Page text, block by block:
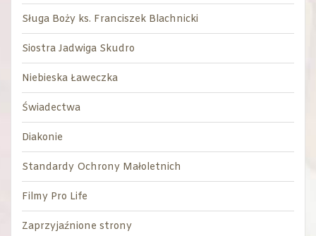
Sługa Boży ks. Franciszek Blachnicki
Siostra Jadwiga Skudro
Niebieska Ławeczka
Świadectwa
Diakonie
Standardy Ochrony Małoletnich
Filmy Pro Life
Zaprzyjaźnione strony